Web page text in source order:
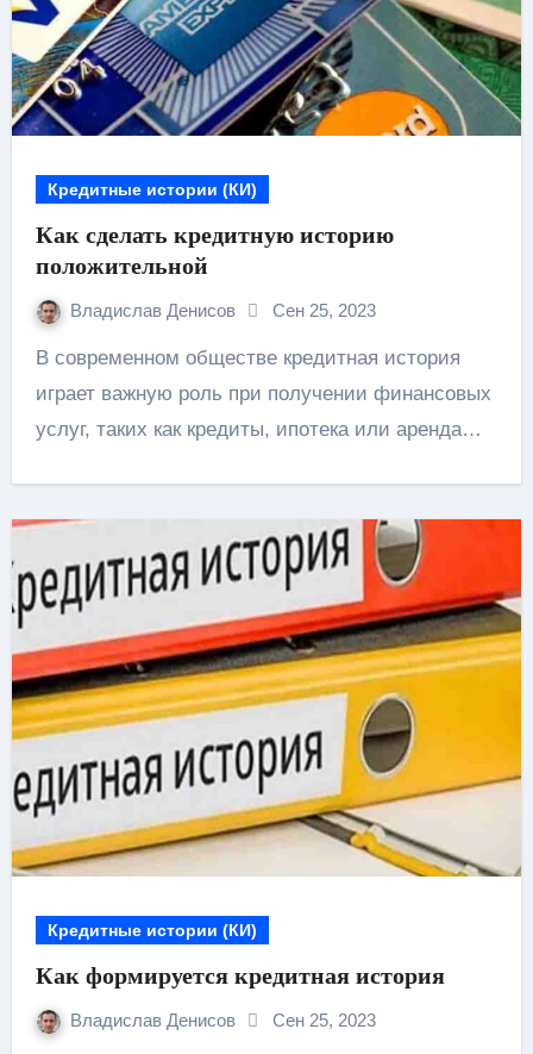
Кредитные истории (КИ)
Как сделать кредитную историю
положительной
Владислав Денисов Сен 25, 2023
В современном обществе кредитная история
играет важную роль при получении финансовых
услуг, таких как кредиты, ипотека или аренда…
Кредитные истории (КИ)
Как формируется кредитная история
Владислав Денисов Сен 25, 2023